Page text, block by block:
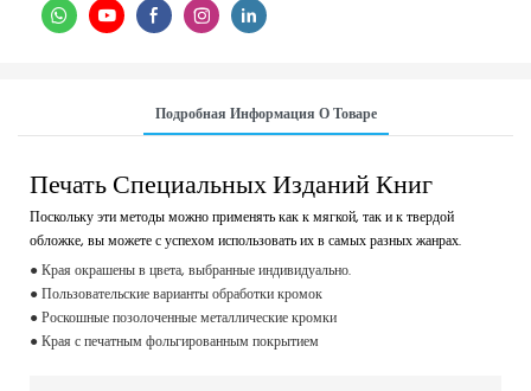
Подробная Информация О Товаре
Печать Специальных Изданий Книг
Поскольку эти методы можно применять как к мягкой, так и к твердой
обложке, вы можете с успехом использовать их в самых разных жанрах.
● Края окрашены в цвета, выбранные индивидуально.
● Пользовательские варианты обработки кромок
● Роскошные позолоченные металлические кромки
● Края с печатным фольгированным покрытием